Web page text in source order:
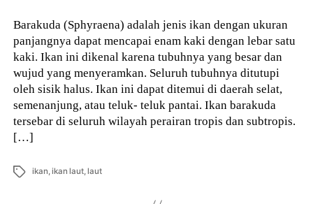
Barakuda (Sphyraena) adalah jenis ikan dengan ukuran
panjangnya dapat mencapai enam kaki dengan lebar satu
kaki. Ikan ini dikenal karena tubuhnya yang besar dan
wujud yang menyeramkan. Seluruh tubuhnya ditutupi
oleh sisik halus. Ikan ini dapat ditemui di daerah selat,
semenanjung, atau teluk- teluk pantai. Ikan barakuda
tersebar di seluruh wilayah perairan tropis dan subtropis.
[…]
Tags ikan, ikan laut, laut